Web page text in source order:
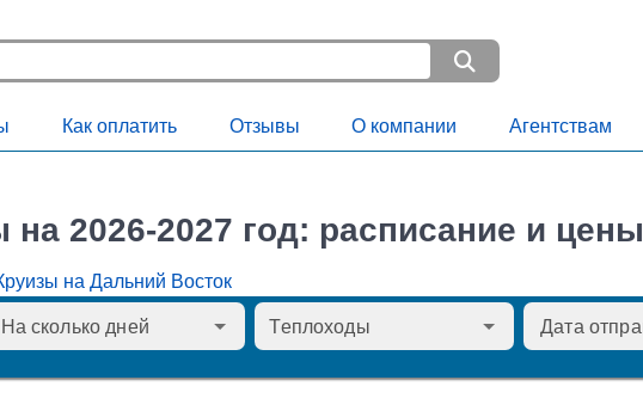
Как оплатить Отзывы О компании Агентствам
2026-2027 год: расписание и цены
на Дальний Восток